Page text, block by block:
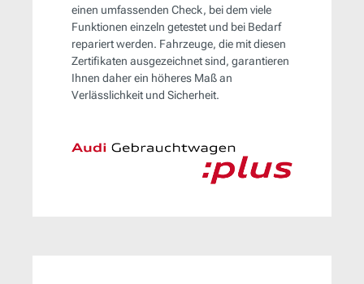
einen umfassenden Check, bei dem viele
Funktionen einzeln getestet und bei Bedarf
repariert werden. Fahrzeuge, die mit diesen
Zertifikaten ausgezeichnet sind, garantieren
Ihnen daher ein höheres Maß an
Verlässlichkeit und Sicherheit.